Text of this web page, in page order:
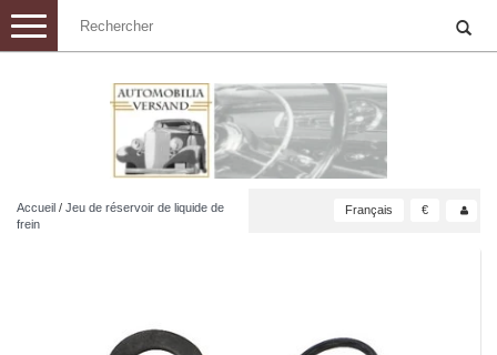
Toggle
navigation
Accueil / Jeu de réservoir de liquide de
frein
Français €